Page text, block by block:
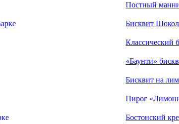
Постный
Бисквит
Классический
«Баунти»
Бисквит на
Пирог
Бостонский